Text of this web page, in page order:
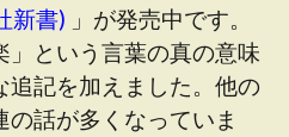
新書) 」が発売中です。
」という言葉の真の意味
追記を加えました。他の
話が多くなっていま